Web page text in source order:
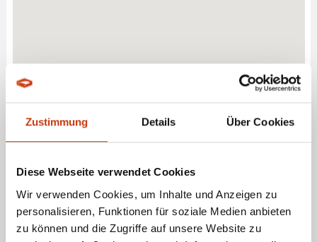
Zustimmung Details Über Cookies
Diese Webseite verwendet Cookies
Wir verwenden Cookies, um Inhalte und Anzeigen zu
personalisieren, Funktionen für soziale Medien anbieten
zu können und die Zugriffe auf unsere Website zu
ANGELCENTER - DIETENHEIM - IHR FACHHÄNDLER FÜR
ANGELBEDARF